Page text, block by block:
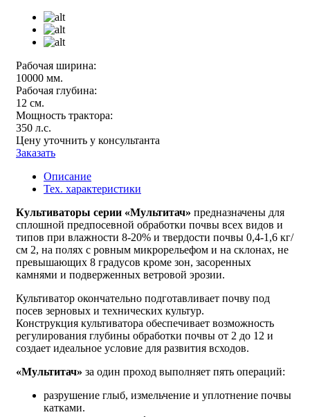
Рабочая ширина:
10000 мм.
Рабочая глубина:
12 см.
Мощность трактора:
350 л.с.
Цену уточнить у консультанта
Заказать
Описание
Тех. характеристики
Культиваторы серии «Мультитач» предназначены для
сплошной предпосевной обработки почвы всех видов и
типов при влажности 8-20% и твердости почвы 0,4-1,6 кг/
см 2, на полях с ровным микрорельефом и на склонах, не
превышающих 8 градусов кроме зон, засоренных
камнями и подверженных ветровой эрозии.
Культиватор окончательно подготавливает почву под
посев зерновых и технических культур.
Конструкция культиватора обеспечивает возможность
регулирования глубины обработки почвы от 2 до 12 и
создает идеальное условие для развития всходов.
«Мультитач» за один проход выполняет пять операций:
разрушение глыб, измельчение и уплотнение почвы
катками.